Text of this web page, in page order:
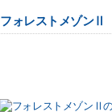
フォレストメゾンⅡ